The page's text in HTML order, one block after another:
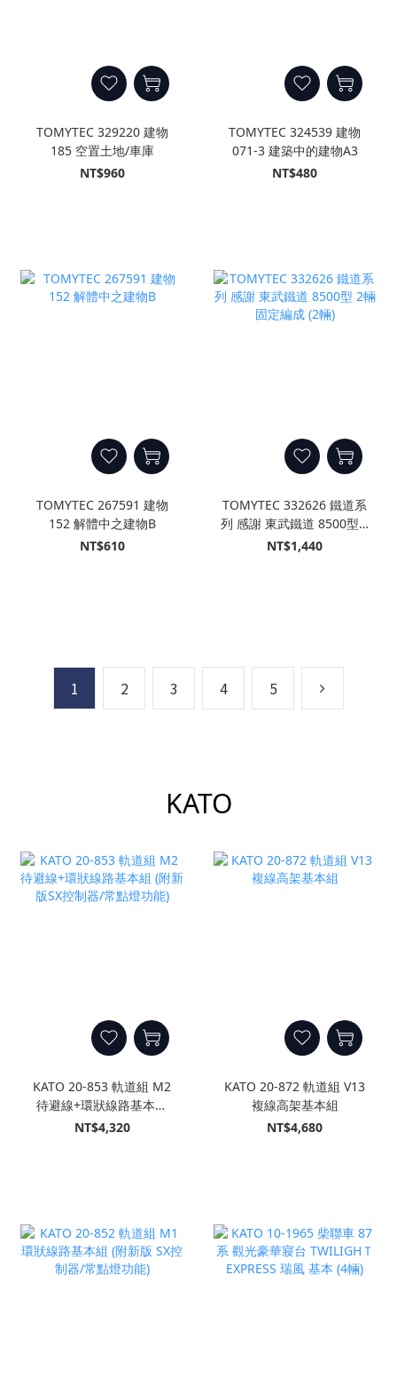
TOMYTEC 329220 建物
185 空置土地/車庫
NT$960
TOMYTEC 324539 建物
071-3 建築中的建物A3
NT$480
TOMYTEC 267591 建物
152 解體中之建物B
NT$610
TOMYTEC 332626 鐵道系
列 感謝 東武鐵道 8500型 2
輛固定編成 (2輛)
NT$1,440
1 2 3 4 5
KATO
KATO 20-853 軌道組 M2
待避線+環狀線路基本組
(附新版SX控制器/常點燈功
NT$4,320
KATO 20-872 軌道組 V13
複線高架基本組
NT$4,680